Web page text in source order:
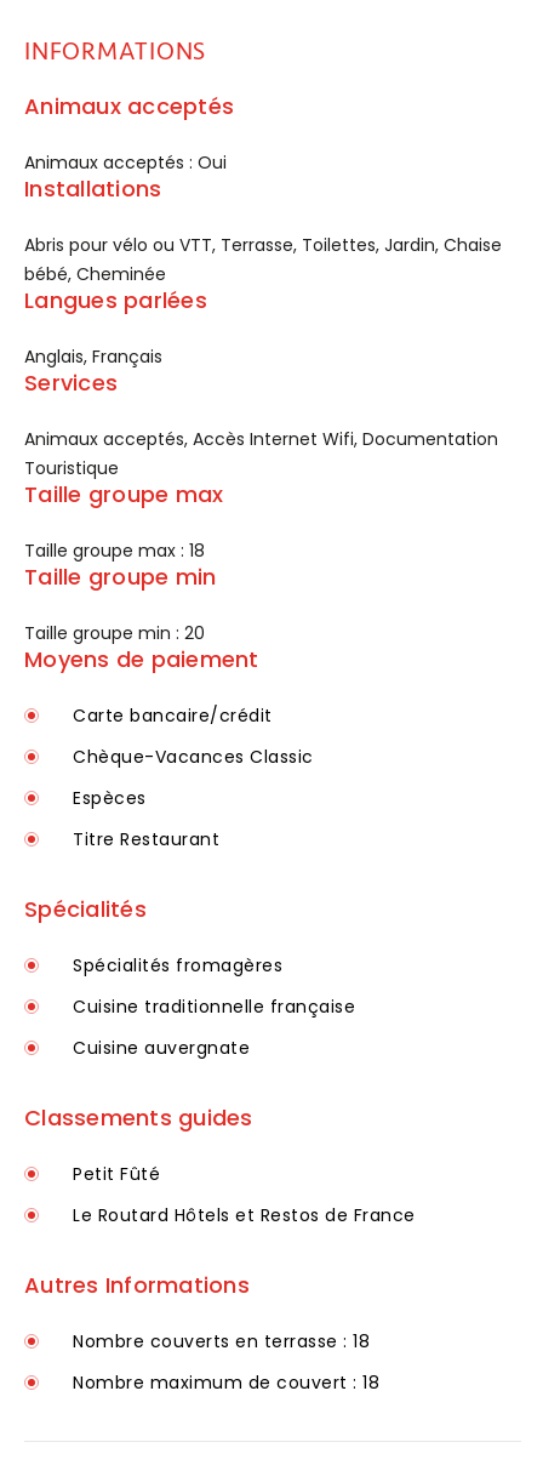
INFORMATIONS
Animaux acceptés
Animaux acceptés : Oui
Installations
Abris pour vélo ou VTT, Terrasse, Toilettes, Jardin, Chaise
bébé, Cheminée
Langues parlées
Anglais, Français
Services
Animaux acceptés, Accès Internet Wifi, Documentation
Touristique
Taille groupe max
Taille groupe max : 18
Taille groupe min
Taille groupe min : 20
Moyens de paiement
Carte bancaire/crédit
Chèque-Vacances Classic
Espèces
Titre Restaurant
Spécialités
Spécialités fromagères
Cuisine traditionnelle française
Cuisine auvergnate
Classements guides
Petit Fûté
Le Routard Hôtels et Restos de France
Autres Informations
Nombre couverts en terrasse : 18
Nombre maximum de couvert : 18